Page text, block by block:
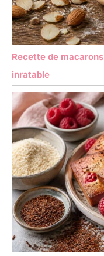
Recette de
inratable